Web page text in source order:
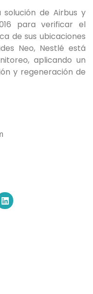
de Airbus y
para verificar el
de sus ubicaciones
Neo, Nestlé está
aplicando un
y regeneración de